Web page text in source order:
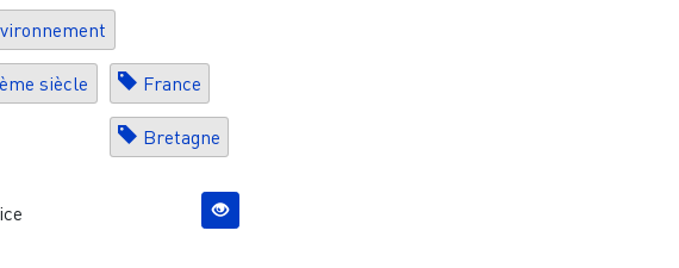
siècle France
Bretagne